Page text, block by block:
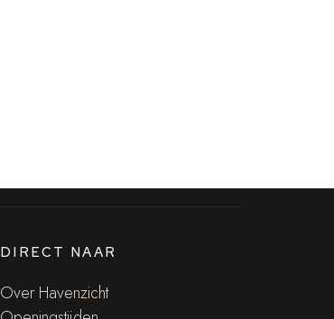
DIRECT NAAR
Over Havenzicht